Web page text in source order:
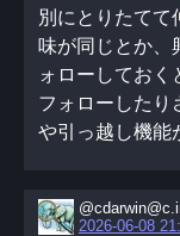
別にとりたてて
味が同じとか、
ォローしておく
フォローしたり
や引っ越し機能
2026-06-08